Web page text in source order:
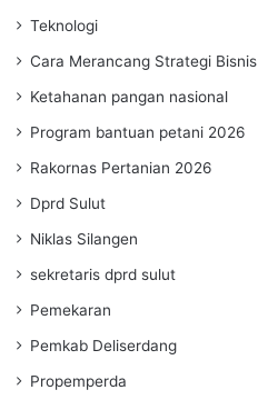
Teknologi
Cara Merancang Strategi Bisnis
Ketahanan pangan nasional
Program bantuan petani 2026
Rakornas Pertanian 2026
Dprd Sulut
Niklas Silangen
sekretaris dprd sulut
Pemekaran
Pemkab Deliserdang
Propemperda